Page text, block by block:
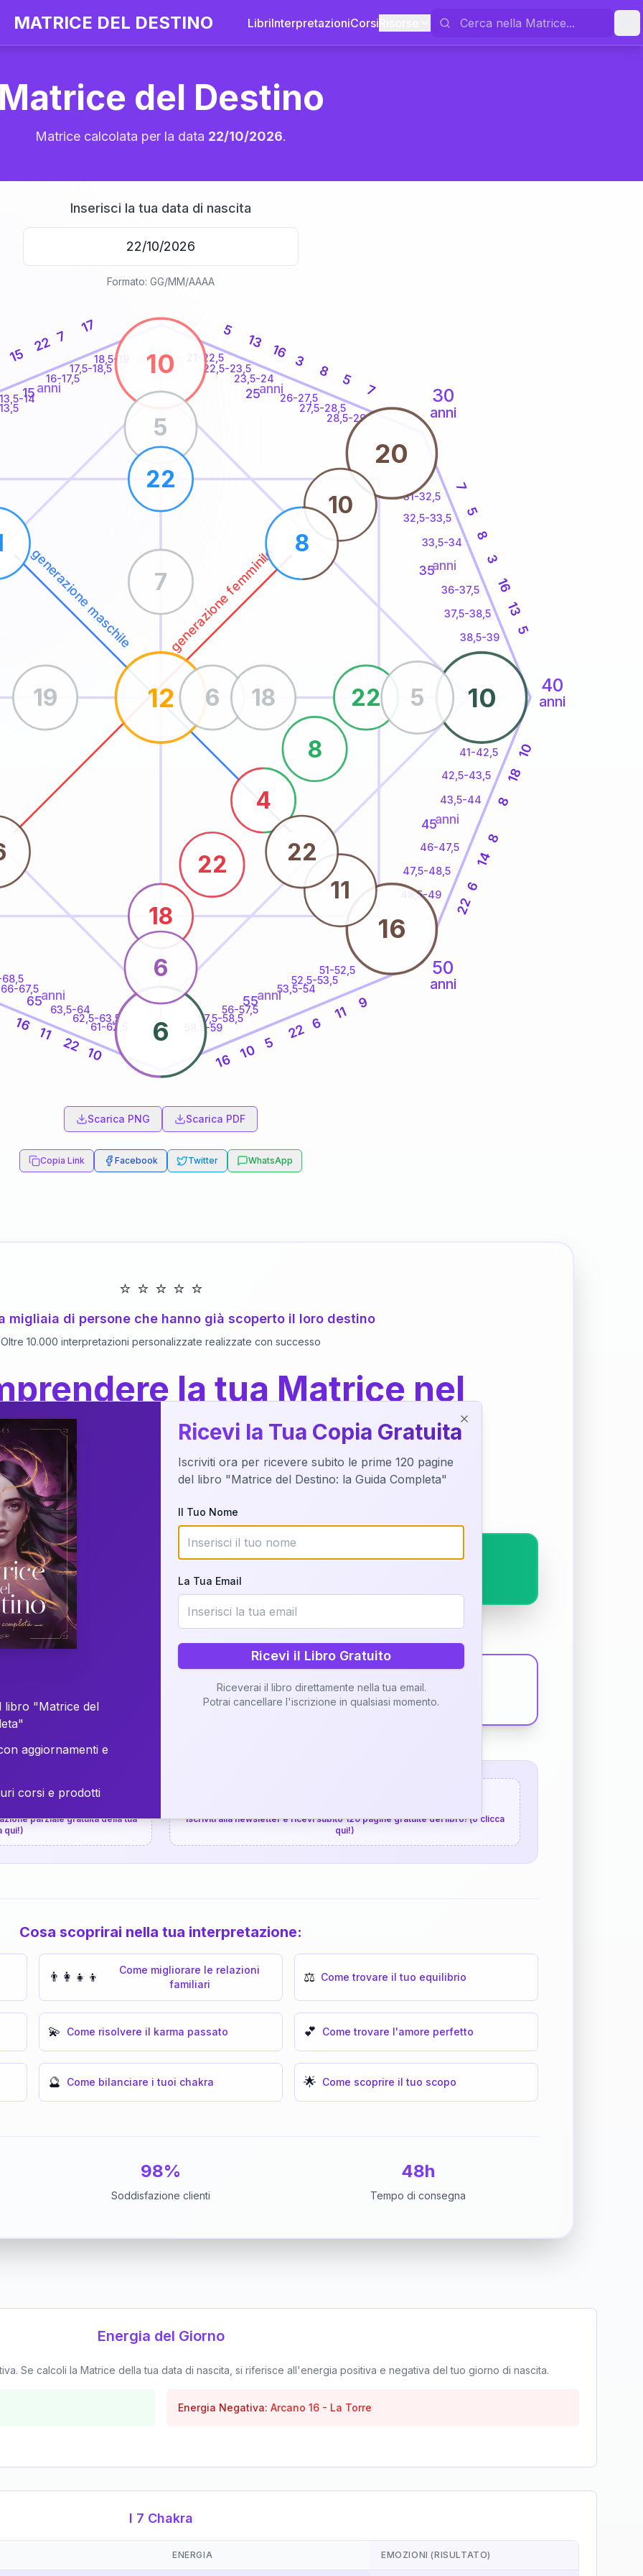
MATRICE DEL DESTINO LibriInterpretazioniCorsi
Matrice del Destino
Matrice calcolata per la data 22/10/2026.
Inserisci la tua data di nascita
Formato: GG/MM/AAAA
generazione maschile generazione femminile
20
30
anni
40
anni
50
anni
anni
13,5-14
16-17,5
17,5-18,5
18,5-19 21-22,5
22,5-23,5
23,5-24
26-27,5
27,5-28,5
28,5-29
31-32,5
32,5-33,5
33,5-34
36-37,5
37,5-38,5
38,5-39
41-42,5
42,5-43,5
43,5-44
46-47,5
47,5-48,5
48,5-49
51-52,5
52,5-53,5
53,5-54
56-57,5
57,5-58,5
58,5-59
61-62,5
62,5-63,5
63,5-64
66-67,5
68,5
15
22 7
17 5
13
16 3
8
5
7
7
5
8
3
16
13
5
10
18
8
8
14
6
22
9
11
6
22
5
10
16
10
22
11
16
10
10
6
12
20
16
18
22
4
8
22
5
5
6
22
6 18
19
7
10
8
11
22
15anni 25anni
35anni
45anni
55anni
65anni
Scarica PNG Scarica PDF
Copia Link Facebook Twitter WhatsApp
⭐ ⭐ ⭐ ⭐ ⭐
migliaia di persone che hanno già scoperto il loro destino
Oltre 10.000 interpretazioni personalizzate realizzate con successo
la tua Matrice nel
dettaglio?
della tua Matrice del Destino attraverso una nostra interpretazione
o studiando attraverso il manuale completo.
Richiedi Interpretazione
✨ Interpretazione personalizzata
Scopri il Libro
gratuita
parziale gratuita della tua
qui!)
Iscriviti alla newsletter e ricevi subito 120 pagine gratuite del libro! (o clicca
qui!)
Cosa scoprirai nella tua interpretazione:
👨‍👩‍👧‍👦
Come migliorare le relazioni
familiari
⚖️ Come trovare il tuo equilibrio
💫 Come risolvere il karma passato 💕 Come trovare l'amore perfetto
🔮 Come bilanciare i tuoi chakra 🌟 Come scoprire il tuo scopo
98%
Soddisfazione clienti
48h
Tempo di consegna
Energia del Giorno
Se calcoli la Matrice della tua data di nascita, si riferisce all'energia positiva e negativa del tuo giorno di nascita.
Energia Negativa: Arcano 16 - La Torre
I 7 Chakra
ENERGIA EMOZIONI (RISULTATO)
del Libro
libro "Matrice del
aggiornamenti e
corsi e prodotti
Ricevi la Tua Copia Gratuita
Iscriviti ora per ricevere subito le prime 120 pagine
del libro "Matrice del Destino: la Guida Completa"
Il Tuo Nome
La Tua Email
Ricevi il Libro Gratuito
Riceverai il libro direttamente nella tua email.
Potrai cancellare l'iscrizione in qualsiasi momento.